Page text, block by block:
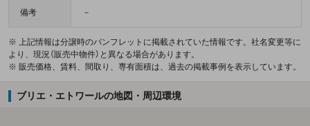
備考 －
※ 上記情報は分譲時のパンフレットに掲載されていた情報です。社名変更等に
より、現況（販売中物件）と異なる場合があります。
※ 販売価格、賃料、間取り、専有面積は、過去の掲載事例を表示しています。
ブリエ・エトワールの地図・周辺環境